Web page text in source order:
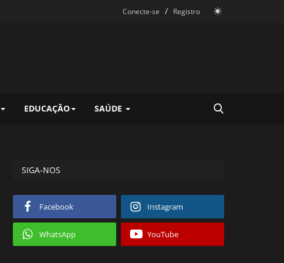
Conecte-se / Registro
EDUCAÇÃO SAÚDE
SIGA-NOS
Facebook Instagram
WhatsApp YouTube